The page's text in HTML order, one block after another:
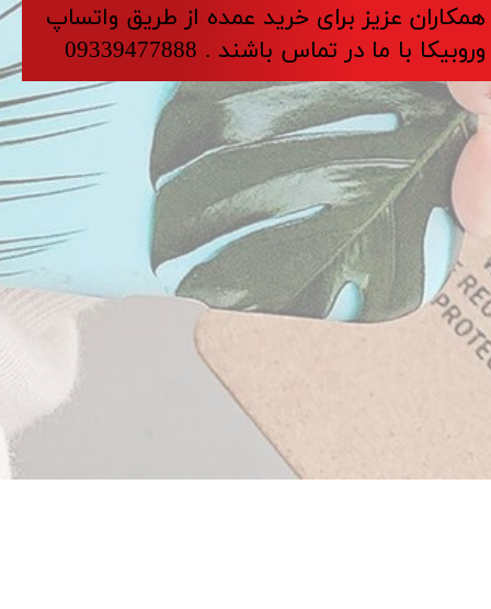
​​​همکاران عزیز برای خرید عمده از طریق واتساپ
وروبیکا با ما در تماس باشند . 09339477888